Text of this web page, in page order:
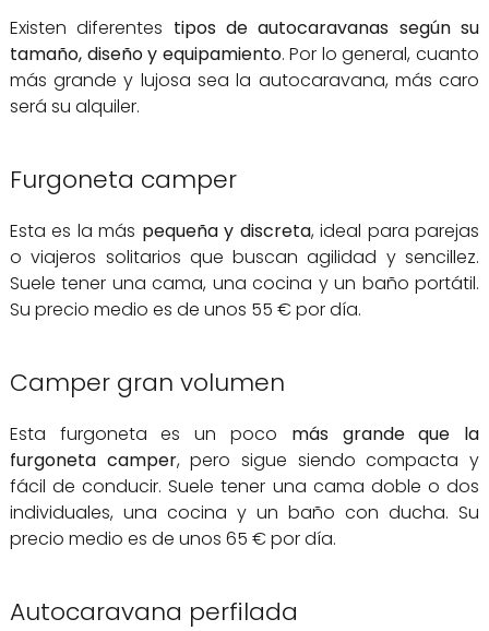
Existen diferentes tipos de autocaravanas según su
tamaño, diseño y equipamiento. Por lo general, cuanto
más grande y lujosa sea la autocaravana, más caro
será su alquiler.
Furgoneta camper
Esta es la más pequeña y discreta, ideal para parejas
o viajeros solitarios que buscan agilidad y sencillez.
Suele tener una cama, una cocina y un baño portátil.
Su precio medio es de unos 55 € por día.
Camper gran volumen
Esta furgoneta es un poco más grande que la
furgoneta camper, pero sigue siendo compacta y
fácil de conducir. Suele tener una cama doble o dos
individuales, una cocina y un baño con ducha. Su
precio medio es de unos 65 € por día.
Autocaravana perfilada